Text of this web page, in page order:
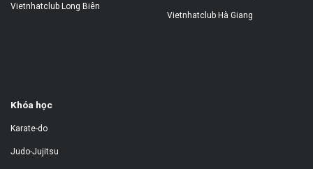
Vietnhatclub Long Biên
Vietnhatclub Hà Giang
Khóa học
Karate-do
Judo-Jujitsu